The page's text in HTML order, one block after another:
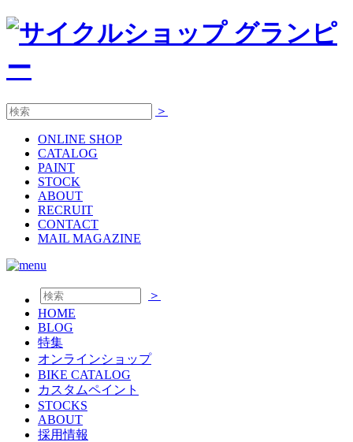
＞
ONLINE SHOP
CATALOG
PAINT
STOCK
ABOUT
RECRUIT
CONTACT
MAIL MAGAZINE
＞
HOME
BLOG
特集
オンラインショップ
BIKE CATALOG
カスタムペイント
STOCKS
ABOUT
採用情報